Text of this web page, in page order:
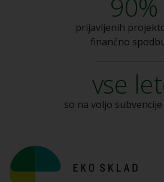
90%
prijavljenih
finančno
vse
so na voljo subvencije